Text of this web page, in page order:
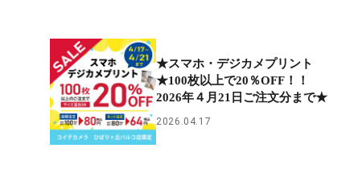
★スマホ・デジカメプリント
★100枚以上で20％OFF！！
2026年４月21日ご注文分まで★
2026.04.17